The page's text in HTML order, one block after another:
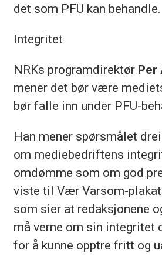
det som PFU kan behandle.
Integritet
NRKs programdirektør Per
mener det bør være
bør falle inn under PFU-
Han mener spørsmålet
om mediebedriftens
omdømme som om god
viste til Vær Varsom-
som sier at redaksjonene
må verne om sin integritet
for å kunne opptre fritt og